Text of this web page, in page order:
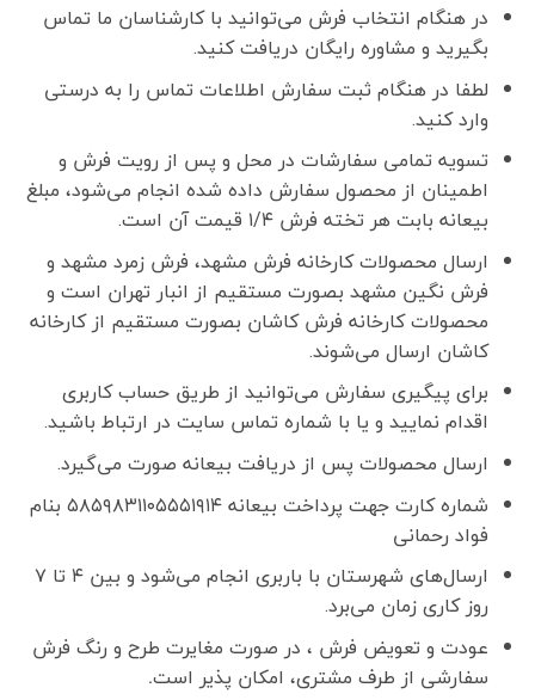
در هنگام انتخاب فرش می‌توانید با کارشناسان ما تماس
بگیرید و مشاوره رایگان دریافت کنید.
لطفا در هنگام ثبت سفارش اطلاعات تماس را به درستی
وارد کنید.
تسویه تمامی سفارشات در محل و پس از رویت فرش و
اطمینان از محصول سفارش داده شده انجام می‌شود، مبلغ
بیعانه بابت هر تخته فرش ۱/۴ قیمت آن است.
ارسال محصولات کارخانه فرش مشهد، فرش زمرد مشهد و
فرش نگین مشهد بصورت مستقیم از انبار تهران است و
محصولات کارخانه فرش کاشان بصورت مستقیم از کارخانه
کاشان ارسال می‌شوند.
برای پیگیری سفارش می‌توانید از طریق حساب کاربری
اقدام نمایید و یا با شماره تماس سایت در ارتباط باشید.
ارسال محصولات پس از دریافت بیعانه صورت می‌گیرد.
شماره کارت جهت پرداخت بیعانه ۵۸۵۹۸۳۱۱۰۵۵۵۱۹۱۴ بنام
فواد رحمانی
ارسال‌های شهرستان با باربری انجام می‌شود و بین ۴ تا ۷
روز کاری زمان می‌برد.
عودت و تعویض فرش ، در صورت مغایرت طرح و رنگ فرش
سفارشی از طرف مشتری، امکان پذیر است.